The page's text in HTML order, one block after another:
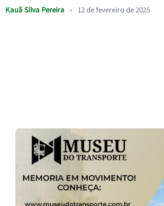
Kauã Silva Pereira • 12 de fevereiro de 2025